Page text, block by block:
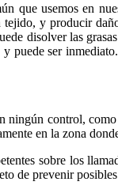
que usemos en
y producir
disolver las
ser
ningún control,
en la zona
sobre los
de prevenir